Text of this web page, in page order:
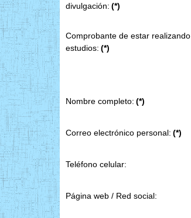
divulgación: (*)
Comprobante de estar realizando
estudios: (*)
Nombre completo: (*)
Correo electrónico personal: (*)
Teléfono celular:
Página web / Red social: